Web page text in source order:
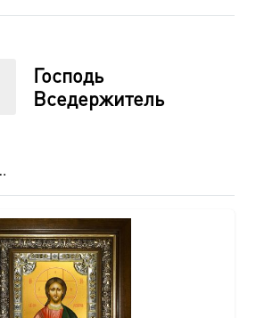
Господь
Вседержитель